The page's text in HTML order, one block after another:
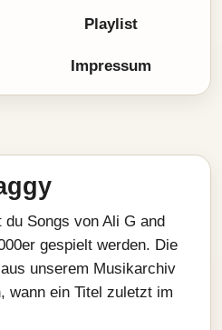
Playlist
Impressum
Songs von Ali G and
gespielt werden. Die
unserem Musikarchiv
wann ein Titel zuletzt im